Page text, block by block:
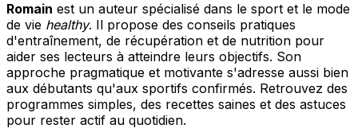
Romain est un auteur spécialisé dans le sport et le mode
de vie healthy. Il propose des conseils pratiques
d'entraînement, de récupération et de nutrition pour
aider ses lecteurs à atteindre leurs objectifs. Son
approche pragmatique et motivante s'adresse aussi bien
aux débutants qu'aux sportifs confirmés. Retrouvez des
programmes simples, des recettes saines et des astuces
pour rester actif au quotidien.